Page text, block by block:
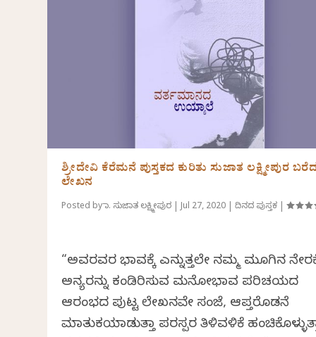
ಶ್ರೀದೇವಿ ಕೆರೆಮನೆ ಪುಸ್ತಕದ ಕುರಿತು ಸುಜಾತ ಲಕ್ಷ್ಮೀಪುರ
ಲೇಖನ
Posted byಡಾ. ಸುಜಾತ ಲಕ್ಷ್ಮೀಪುರ |Jul 27, 2020 |ದಿನದ ಪುಸ್ತಕ |
“ಅವರವರ ಭಾವಕ್ಕೆ ಎನ್ನುತ್ತಲೇ ನಮ್ಮ ಮೂಗಿನ
ಅನ್ಯರನ್ನು ಕಂಡಿರಿಸುವ ಮನೋಭಾವ ಪರಿಚಯದ
ಆರಂಭದ ಪುಟ್ಟ ಲೇಖನವೇ ಸಂಜೆ, ಆಪ್ತರೊಡನೆ
ಮಾತುಕತೆಯಾಡುತ್ತಾ ಪರಸ್ಪರ ತಿಳಿವಳಿಕೆ